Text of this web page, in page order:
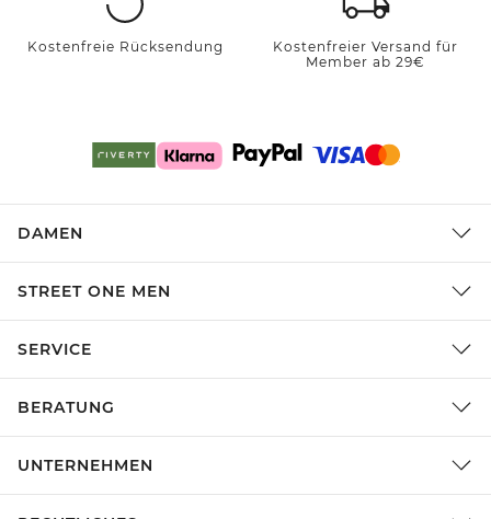
Kostenfreie Rücksendung
Kostenfreier Versand für
Member ab 29€
DAMEN
STREET ONE MEN
SERVICE
BERATUNG
UNTERNEHMEN